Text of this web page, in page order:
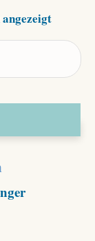
Nach
sortiert